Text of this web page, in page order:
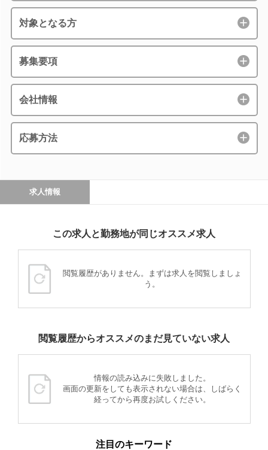
対象となる方
募集要項
会社情報
応募方法
求人情報
この求人と勤務地が同じオススメ求人
閲覧履歴がありません。まずは求人を閲覧しましょ
う。
閲覧履歴からオススメのまだ見ていない求人
情報の読み込みに失敗しました。
画面の更新をしても表示されない場合は、しばらく
経ってから再度お試しください。
注目のキーワード